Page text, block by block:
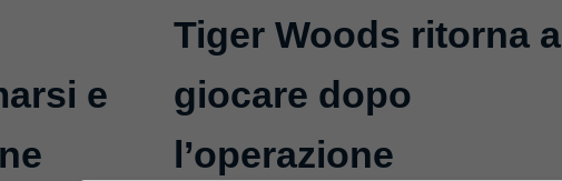
e
Tiger Woods ritorna a
giocare dopo
l’operazione